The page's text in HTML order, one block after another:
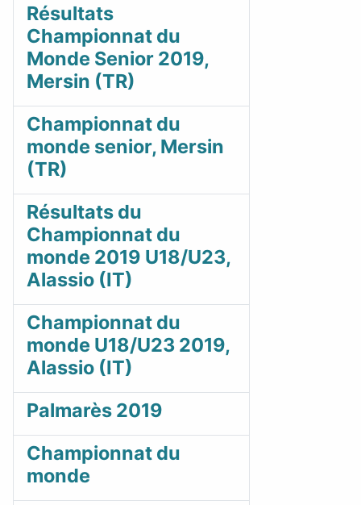
Résultats
Championnat du
Monde Senior 2019,
Mersin (TR)
Championnat du
monde senior, Mersin
(TR)
Résultats du
Championnat du
monde 2019 U18/U23,
Alassio (IT)
Championnat du
monde U18/U23 2019,
Alassio (IT)
Palmarès 2019
Championnat du
monde